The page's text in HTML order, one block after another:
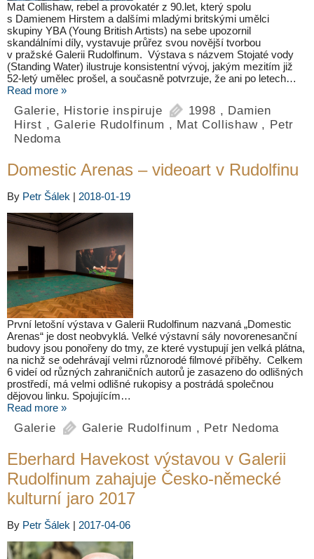
Mat Collishaw, rebel a provokatér z 90.let, který spolu
s Damienem Hirstem a dalšími mladými britskými umělci
skupiny YBA (Young British Artists) na sebe upozornil
skandálními díly, vystavuje průřez svou novější tvorbou
v pražské Galerii Rudolfinum. Výstava s názvem Stojaté vody
(Standing Water) ilustruje konsistentní vývoj, jakým mezitím již
52-letý umělec prošel, a současně potvrzuje, že ani po letech…
Read more »
Galerie, Historie inspiruje 1998 , Damien
Hirst , Galerie Rudolfinum , Mat Collishaw, Petr
Nedoma
Domestic Arenas – videoart v Rudolfinu
By Petr Šálek | 2018-01-19
První letošní výstava v Galerii Rudolfinum nazvaná „Domestic
Arenas“ je dost neobvyklá. Velké výstavní sály novorenesanční
budovy jsou ponořeny do tmy, ze které vystupují jen velká plátna,
na nichž se odehrávají velmi různorodé filmové příběhy. Celkem
6 videí od různých zahraničních autorů je zasazeno do odlišných
prostředí, má velmi odlišné rukopisy a postrádá společnou
dějovou linku. Spojujícím…
Read more »
Galerie Galerie Rudolfinum , Petr Nedoma
Eberhard Havekost výstavou v Galerii
Rudolfinum zahajuje Česko-německé
kulturní jaro 2017
By Petr Šálek | 2017-04-06